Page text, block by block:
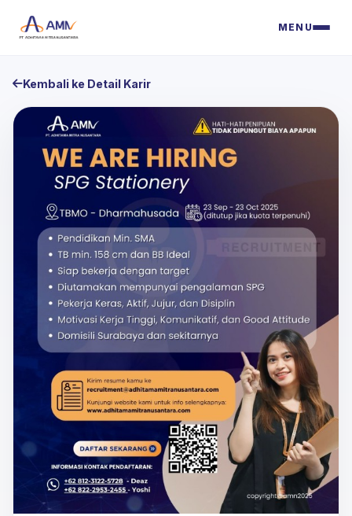
MENU
Kembali ke Detail Karir